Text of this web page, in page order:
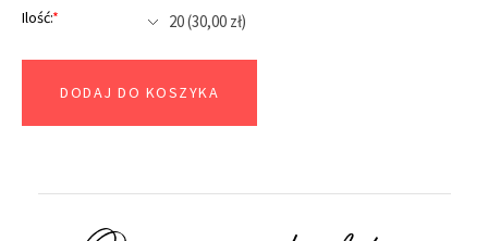
Ilość:*
DODAJ DO KOSZYKA